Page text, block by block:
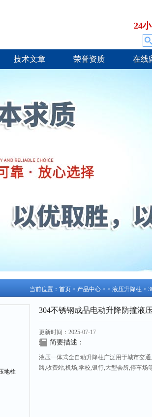
24
技术文章 荣誉资质 在线
当前位置： 首页 > 产品中心 > > 液压升降柱 >
304不锈钢成品电动升降防撞液
更新时间：2025-07-17
简要描述：
液压一体式全自动升降柱广泛用于城市交
路,收费站,机场,学校,银行,大型会所,停车